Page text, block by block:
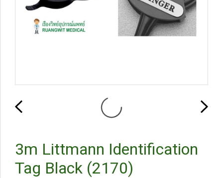
3m Littmann Identification
Tag Black (2170)